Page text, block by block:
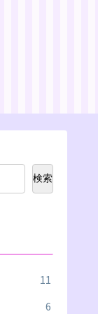
検索
11
6